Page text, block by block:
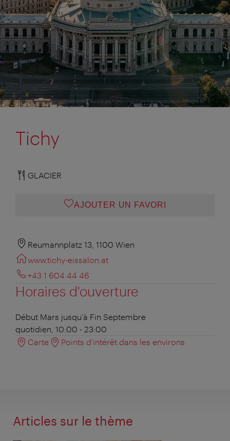
Tichy
GLACIER
AJOUTER UN FAVORI
Reumannplatz 13, 1100 Wien
www.tichy-eissalon.at
+43 1 604 44 46
Horaires d'ouverture
Début Mars jusqu'à Fin Septembre
quotidien, 10:00 - 23:00
Carte
Points d'intérêt dans les environs
Articles sur le thème